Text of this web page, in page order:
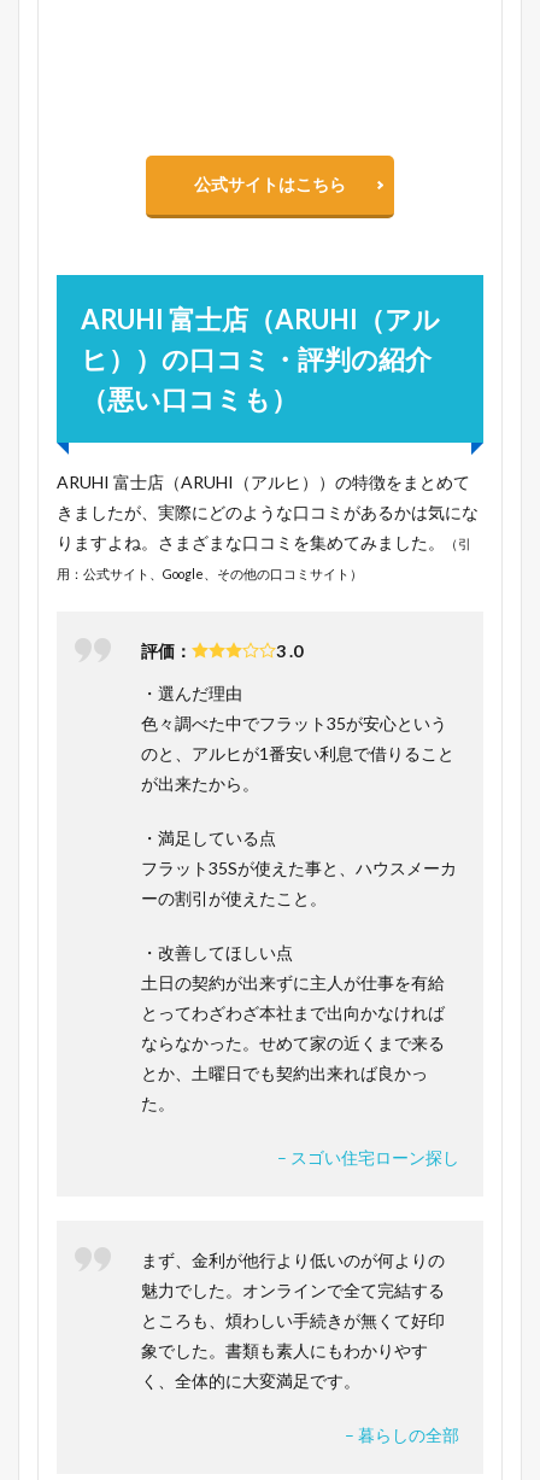
公式サイトはこちら
ARUHI 富士店（ARUHI（アル
ヒ））の口コミ・評判の紹介
（悪い口コミも）
ARUHI 富士店（ARUHI（アルヒ））の特徴をまとめて
きましたが、実際にどのような口コミがあるかは気にな
りますよね。さまざまな口コミを集めてみました。
（引
用：公式サイト、Google、その他の口コミサイト）
評価： 3 .0
・選んだ理由
色々調べた中でフラット35が安心という
のと、アルヒが1番安い利息で借りること
が出来たから。
・満足している点
フラット35Sが使えた事と、ハウスメーカ
ーの割引が使えたこと。
・改善してほしい点
土日の契約が出来ずに主人が仕事を有給
とってわざわざ本社まで出向かなければ
ならなかった。せめて家の近くまで来る
とか、土曜日でも契約出来れば良かっ
た。
– スゴい住宅ローン探し
まず、金利が他行より低いのが何よりの
魅力でした。オンラインで全て完結する
ところも、煩わしい手続きが無くて好印
象でした。書類も素人にもわかりやす
く、全体的に大変満足です。
– 暮らしの全部